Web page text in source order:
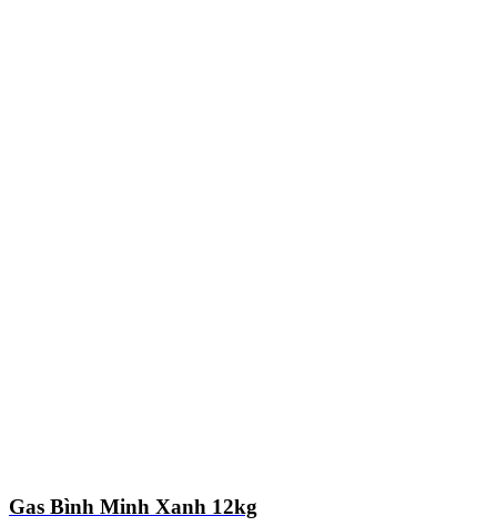
Gas Bình Minh Xanh 12kg